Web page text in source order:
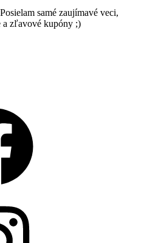
samé zaujímavé veci,
a zľavové kupóny ;)